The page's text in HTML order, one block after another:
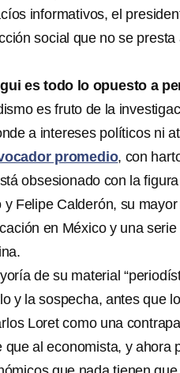
informativos, el
social que no se
es todo lo opuesto a
es fruto de la
a intereses políticos ni
promedio, con
obsesionado con la
Felipe Calderón, su
en México y una
de su material
y la sospecha, antes que
Loret como una
al economista, y ahora